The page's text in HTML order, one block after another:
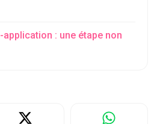
: une étape non